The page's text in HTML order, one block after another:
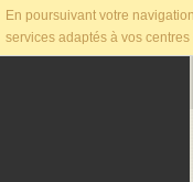
En poursuivant votre
services adaptés à vos centres